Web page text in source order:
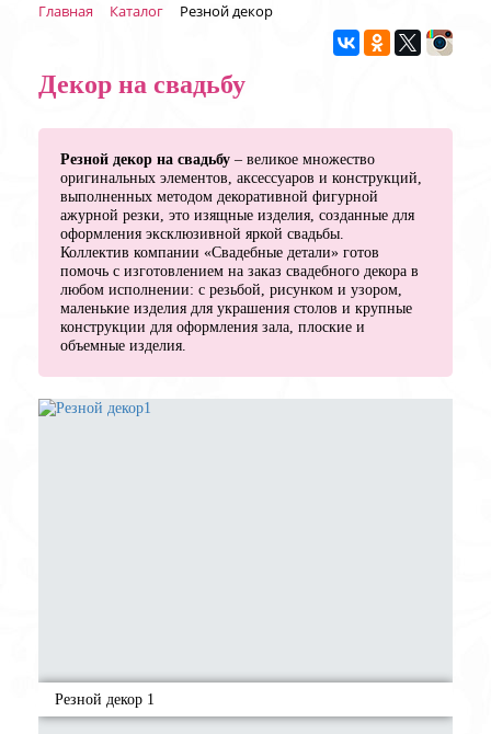
Главная Каталог Резной декор
Декор на свадьбу
Резной декор на свадьбу – великое множество
оригинальных элементов, аксессуаров и конструкций,
выполненных методом декоративной фигурной
ажурной резки, это изящные изделия, созданные для
оформления эксклюзивной яркой свадьбы.
Коллектив компании «Свадебные детали» готов
помочь с изготовлением на заказ свадебного декора в
любом исполнении: с резьбой, рисунком и узором,
маленькие изделия для украшения столов и крупные
конструкции для оформления зала, плоские и
объемные изделия.
Резной декор 1